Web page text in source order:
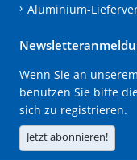
Aluminium-
Wenn Sie an
benutzen Sie bitte
sich zu registrieren.
Jetzt abonnieren!